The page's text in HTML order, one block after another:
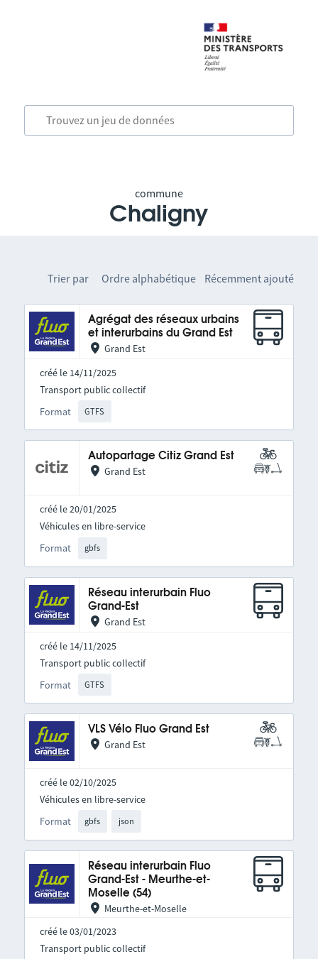
commune
Chaligny
Trier par Ordre alphabétique Récemment ajouté
Agrégat des réseaux urbains
et interurbains du Grand Est
Grand Est
créé le 14/11/2025
Format GTFS
Transport public collectif
Autopartage Citiz Grand Est
Grand Est
créé le 20/01/2025
Format gbfs
Véhicules en libre-service
Réseau interurbain Fluo
Grand-Est
Grand Est
créé le 14/11/2025
Format GTFS
Transport public collectif
VLS Vélo Fluo Grand Est
Grand Est
créé le 02/10/2025
Format gbfs json
Véhicules en libre-service
Réseau interurbain Fluo
Grand-Est - Meurthe-et-
Moselle (54)
Meurthe-et-Moselle
créé le 03/01/2023
Transport public collectif